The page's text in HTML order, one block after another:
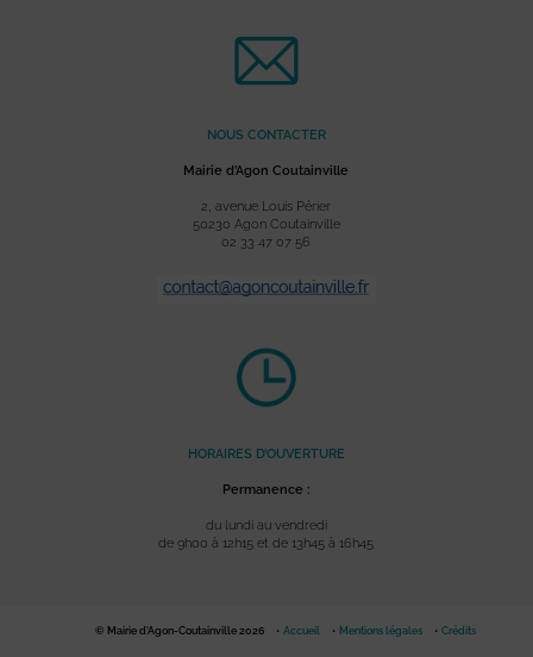
NOUS CONTACTER
Mairie d’Agon Coutainville
2, avenue Louis Périer
50230 Agon Coutainville
02 33 47 07 56
HORAIRES D’OUVERTURE
Permanence :
du lundi au vendredi
de 9h00 à 12h15 et de 13h45 à 16h45
© Mairie d'Agon-Coutainville 2026 Accueil Mentions légales Crédits